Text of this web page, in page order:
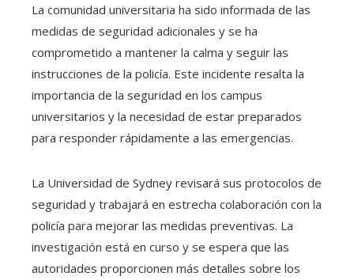
La comunidad universitaria ha sido informada de las
medidas de seguridad adicionales y se ha
comprometido a mantener la calma y seguir las
instrucciones de la policía. Este incidente resalta la
importancia de la seguridad en los campus
universitarios y la necesidad de estar preparados
para responder rápidamente a las emergencias.
La Universidad de Sydney revisará sus protocolos de
seguridad y trabajará en estrecha colaboración con la
policía para mejorar las medidas preventivas. La
investigación está en curso y se espera que las
autoridades proporcionen más detalles sobre los